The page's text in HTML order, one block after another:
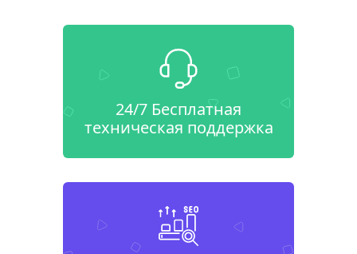
24/7 Бесплатная
техническая поддержка